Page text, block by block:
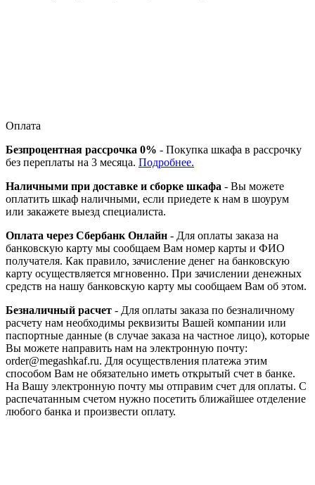
Оплата
Безпроцентная рассрочка 0% - Покупка шкафа в рассрочку
без переплаты на 3 месяца. Подробнее.
Наличными при доставке и сборке шкафа - Вы можете
оплатить шкаф наличными, если приедете к нам в шоурум
или закажете выезд специалиста.
Оплата через Сбербанк Онлайн - Для оплаты заказа на
банковскую карту мы сообщаем Вам номер карты и ФИО
получателя. Как правило, зачисление денег на банковскую
карту осуществляется мгновенно. При зачислении денежных
средств на нашу банковскую карту мы сообщаем Вам об этом.
Безналичный расчет - Для оплаты заказа по безналичному
расчету нам необходимы реквизиты Вашей компании или
паспортные данные (в случае заказа на частное лицо), которые
Вы можете направить нам на электронную почту:
order@megashkaf.ru. Для осуществления платежа этим
способом Вам не обязательно иметь открытый счет в банке.
На Вашу электронную почту мы отправим счет для оплаты. С
распечатанным счетом нужно посетить ближайшее отделение
любого банка и произвести оплату.